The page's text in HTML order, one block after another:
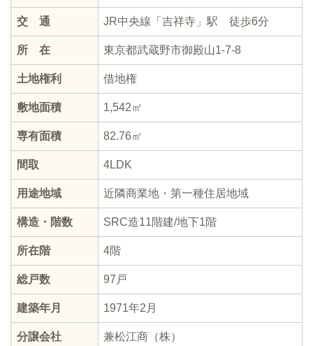
交 通 JR中央線「吉祥寺」駅 徒歩6分
所 在 東京都武蔵野市御殿山1-7-8
土地権利 借地権
敷地面積 1,542㎡
専有面積 82.76㎡
間取 4LDK
用途地域 近隣商業地・第一種住居地域
構造・階数 SRC造11階建/地下1階
所在階 4階
総戸数 97戸
建築年月 1971年2月
分譲会社 兼松江商（株）